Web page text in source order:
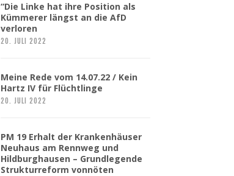
“Die Linke hat ihre Position als
Kümmerer längst an die AfD
verloren
20. JULI 2022
Meine Rede vom 14.07.22 / Kein
Hartz IV für Flüchtlinge
20. JULI 2022
PM 19 Erhalt der Krankenhäuser
Neuhaus am Rennweg und
Hildburghausen – Grundlegende
Strukturreform vonnöten